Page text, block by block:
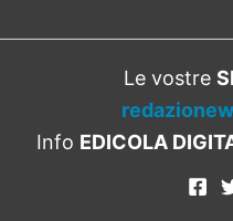
Le vostre
Info EDICOLA